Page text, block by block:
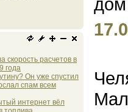
скорость расчетов в
года
Он уже спустил
спам всем
интернет вёл